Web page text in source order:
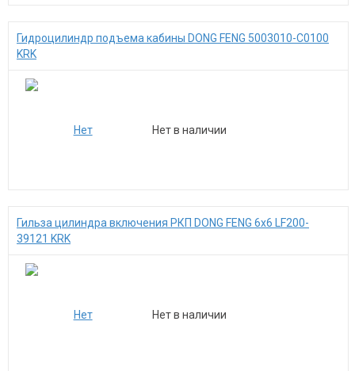
Гидроцилиндр подъема кабины DONG FENG 5003010-С0100
KRK
Нет в наличии
Гильза цилиндра включения РКП DONG FENG 6x6 LF200-
39121 KRK
Нет в наличии